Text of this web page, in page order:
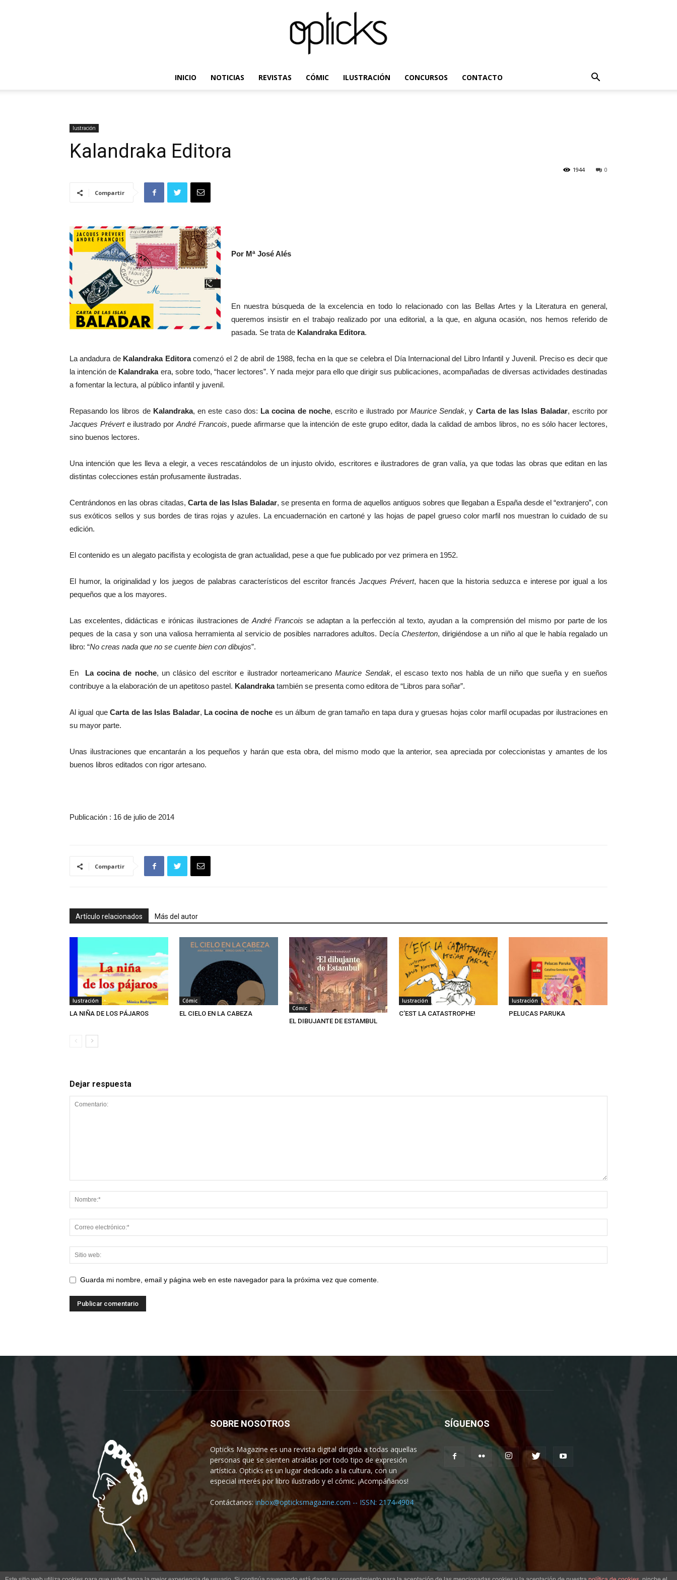
INICIO NOTICIAS REVISTAS CÓMIC ILUSTRACIÓN CONCURSOS CONTACTO
Iustración
Kalandraka Editora
0
1944
Compartir
Por Mª José Alés
En nuestra búsqueda de la excelencia en todo lo relacionado con las Bellas Artes y la Literatura en general,
queremos insistir en el trabajo realizado por una editorial, a la que, en alguna ocasión, nos hemos referido de
pasada. Se trata de Kalandraka Editora.
La andadura de Kalandraka Editoracomenzó el 2 de abril de 1988, fecha en la que se celebra el Día Internacional del Libro Infantil y Juvenil. Preciso es decir que
la intención de Kalandrakaera, sobre todo, “hacer lectores”. Y nada mejor para ello que dirigir sus publicaciones, acompañadas de diversas actividades destinadas
a fomentar la lectura, al público infantil y juvenil.
Repasando los libros de Kalandraka, en este caso dos: La cocina de noche, escrito e ilustrado por Maurice Sendak, y Carta de las Islas Baladar, escrito por
Jacques Préverte ilustrado por André Francois, puede afirmarse que la intención de este grupo editor, dada la calidad de ambos libros, no es sólo hacer lectores,
sino buenos lectores.
Una intención que les lleva a elegir, a veces rescatándolos de un injusto olvido, escritores e ilustradores de gran valía, ya que todas las obras que editan en las
distintas colecciones están profusamente ilustradas.
Centrándonos en las obras citadas,Carta de las Islas Baladar, se presenta en forma de aquellos antiguos sobres que llegaban a España desde el “extranjero”, con
sus exóticos sellos y sus bordes de tiras rojas y azules. La encuadernación en cartoné y las hojas de papel grueso color marfil nos muestran lo cuidado de su
edición.
El contenido es un alegato pacifista y ecologista de gran actualidad, pese a que fue publicado por vez primera en 1952.
El humor, la originalidad y los juegos de palabras característicos del escritor francés Jacques Prévert, hacen que la historia seduzca e interese por igual a los
pequeños que a los mayores.
Las excelentes, didácticas e irónicas ilustraciones deAndré Francois se adaptan a la perfección al texto, ayudan a la comprensión del mismo por parte de los
peques de la casa y son una valiosa herramienta al servicio de posibles narradores adultos. Decía Chesterton, dirigiéndose a un niño al que le había regalado un
libro: “No creas nada que no se cuente bien con dibujos”.
En La cocina de noche, un clásico del escritor e ilustrador norteamericanoMaurice Sendak, el escaso texto nos habla de un niño que sueña y en sueños
contribuye a la elaboración de un apetitoso pastel. Kalandrakatambién se presenta como editora de “Libros para soñar”.
Al igual queCarta de las Islas Baladar, La cocina de noche es un álbum de gran tamaño en tapa dura y gruesas hojas color marfil ocupadas por ilustraciones en
su mayor parte.
Unas ilustraciones que encantarán a los pequeños y harán que esta obra, del mismo modo que la anterior, sea apreciada por coleccionistas y amantes de los
buenos libros editados con rigor artesano.
Publicación : 16 de julio de 2014
Compartir
Artículo relacionados Más del autor
Iustración
LA NIÑA DE LOS PÁJAROS
Cómic
EL CIELO EN LA CABEZA
Cómic
EL DIBUJANTE DE ESTAMBUL
Iustración
C’EST LA CATASTROPHE!
Iustración
PELUCAS PARUKA
Dejar respuesta
Guarda mi nombre, email y página web en este navegador para la próxima vez que comente.
SOBRE NOSOTROS
Opticks Magazine es una revista digital dirigida a todas aquellas
personas que se sienten atraídas por todo tipo de expresión
artística. Opticks es un lugar dedicado a la cultura, con un
especial interés por libro ilustrado y el cómic. ¡Acompáñanos!
Contáctanos:inbox@opticksmagazine.com -- ISSN: 2174-4904
SÍGUENOS